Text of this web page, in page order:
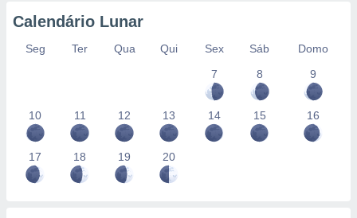
Calendário Lunar
Seg Ter Qua Qui Sex Sáb
Domo
7
8 9
10 11 12 13 14 15 16
17 18 19 20